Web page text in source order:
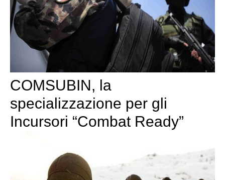
COMSUBIN, la
specializzazione per gli
Incursori “Combat Ready”